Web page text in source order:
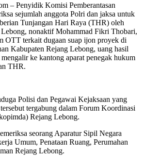
– Penyidik Komisi Pemberantasan
sejumlah anggota Polri dan jaksa untuk
Tunjangan Hari Raya (THR) oleh
nonaktif Mohammad Fikri Thobari,
OTT terkait dugaan suap ijon proyek di
Kabupaten Rejang Lebong, uang hasil
ke kantong aparat penegak hukum
THR.
Polisi dan Pegawai Kejaksaan yang
tergabung dalam Forum Koordinasi
Rejang Lebong.
seorang Aparatur Sipil Negara
Umum, Penataan Ruang, Perumahan
Rejang Lebong.